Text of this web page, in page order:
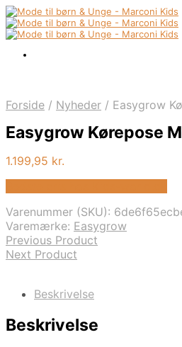
Forside / Nyheder / Easygrow
Easygrow Kørepose
1.199,95 kr.
Varenummer (SKU):
Varemærke: Easygrow
Previous Product
Next Product
Beskrivelse
Beskrivelse